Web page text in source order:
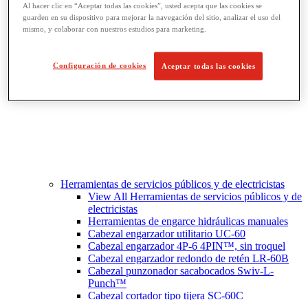
Corte y preparación de tubos
Herramientas de servicios públicos y de electricistas
View All Herramientas de servicios públicos y de
electricistas
Herramientas de engarce hidráulicas manuales
Cabezal engarzador utilitario UC-60
Cabezal engarzador 4P-6 4PIN™, sin troquel
Cabezal engarzador redondo de retén LR-60B
Cabezal punzonador sacabocados Swiv-L-
Punch™
Cabezal cortador tipo tijera SC-60C
Al hacer clic en “Aceptar todas las cookies”, usted acepta que las cookies se
guarden en su dispositivo para mejorar la navegación del sitio, analizar el uso del
mismo, y colaborar con nuestros estudios para marketing.
Configuración de cookies Aceptar todas las cookies